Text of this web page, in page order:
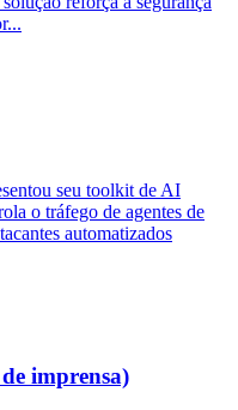
seu toolkit de AI
o tráfego de agentes de
automatizados
imprensa)